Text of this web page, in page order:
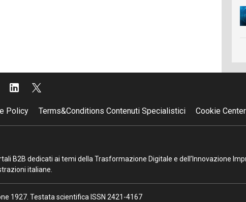
Policy Terms&Conditions Contenuti Specialistici Cookie Center
B2B dedicati ai temi della Trasformazione Digitale e dell’Innovazione
italiane.
1927. Testata scientifica ISSN 2421-4167